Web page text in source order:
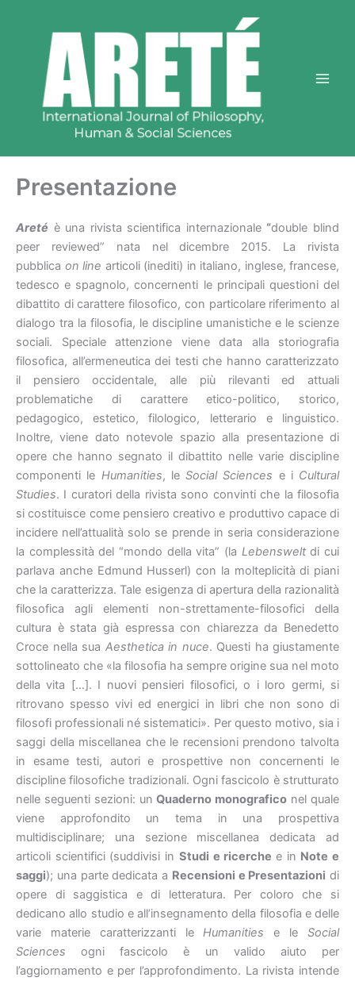
contenuto
Presentazione
Areté è una rivista scientifica internazionale “double blind
peer reviewed” nata nel dicembre 2015. La rivista
pubblica on line articoli (inediti) in italiano, inglese, francese,
tedesco e spagnolo, concernenti le principali questioni del
dibattito di carattere filosofico, con particolare riferimento al
dialogo tra la filosofia, le discipline umanistiche e le scienze
sociali. Speciale attenzione viene data alla storiografia
filosofica, all’ermeneutica dei testi che hanno caratterizzato
il pensiero occidentale, alle più rilevanti ed attuali
problematiche di carattere etico-politico, storico,
pedagogico, estetico, filologico, letterario e linguistico.
Inoltre, viene dato notevole spazio alla presentazione di
opere che hanno segnato il dibattito nelle varie discipline
componenti le Humanities, le Social Sciences e i Cultural
Studies. I curatori della rivista sono convinti che la filosofia
si costituisce come pensiero creativo e produttivo capace di
incidere nell’attualità solo se prende in seria considerazione
la complessità del “mondo della vita” (la Lebensweltdi cui
parlava anche Edmund Husserl) con la molteplicità di piani
che la caratterizza. Tale esigenza di apertura della razionalità
filosofica agli elementi non-strettamente-filosofici della
cultura è stata già espressa con chiarezza da Benedetto
Croce nella sua Aesthetica in nuce. Questi ha giustamente
sottolineato che «la filosofia ha sempre origine sua nel moto
della vita […]. I nuovi pensieri filosofici, o i loro germi, si
ritrovano spesso vivi ed energici in libri che non sono di
filosofi professionali né sistematici». Per questo motivo, sia i
saggi della miscellanea che le recensioni prendono talvolta
in esame testi, autori e prospettive non concernenti le
discipline filosofiche tradizionali. Ogni fascicolo è strutturato
nelle seguenti sezioni: unQuaderno monografico nel quale
viene approfondito un tema in una prospettiva
multidisciplinare; una sezione miscellanea dedicata ad
articoli scientifici (suddivisi in Studi e ricerche e in Note e
saggi); una parte dedicata a Recensioni e Presentazioni di
opere di saggistica e di letteratura. Per coloro che si
dedicano allo studio e all’insegnamento della filosofia e delle
varie materie caratterizzanti leHumanities e leSocial
Sciences ogni fascicolo è un valido aiuto per
l’aggiornamento e per l’approfondimento. La rivista intende